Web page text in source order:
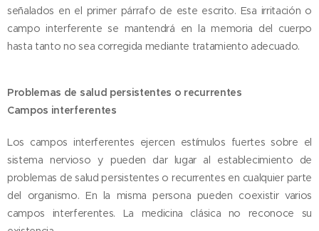
señalados en el primer párrafo de este escrito. Esa irritación o
campo interferente se mantendrá en la memoria del cuerpo
hasta tanto no sea corregida mediante tratamiento adecuado.
Problemas de salud persistentes o recurrentes
Campos interferentes
Los campos interferentes ejercen estímulos fuertes sobre el
sistema nervioso y pueden dar lugar al establecimiento de
problemas de salud persistentes o recurrentes en cualquier parte
del organismo. En la misma persona pueden coexistir varios
campos interferentes. La medicina clásica no reconoce su